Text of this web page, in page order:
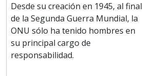
Desde su creación en 1945, al final
de la Segunda Guerra Mundial, la
ONU sólo ha tenido hombres en
su principal cargo de
responsabilidad.